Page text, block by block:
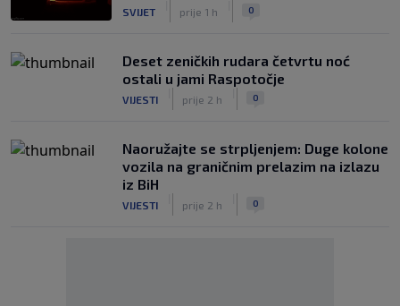
SVIJET prije 1 h 0
Deset zeničkih rudara četvrtu noć
ostali u jami Raspotočje
VIJESTI prije 2 h 0
Naoružajte se strpljenjem: Duge kolone
vozila na graničnim prelazim na izlazu
iz BiH
VIJESTI prije 2 h 0